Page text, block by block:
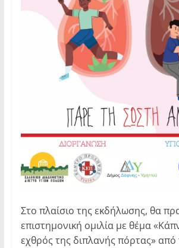
Στο πλαίσιο της εκδήλωσης, θα
επιστημονική ομιλία με θέμα
εχθρός της διπλανής πόρτας» από